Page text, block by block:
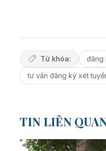
Từ khóa: đăng
tư vấn đăng ký xét
TIN LIÊN